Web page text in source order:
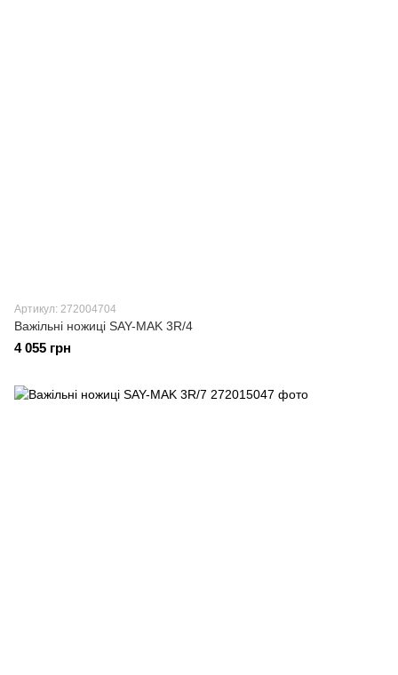
Артикул: 272004704
Важільні ножиці SAY-MAK 3R/4
4 055 грн